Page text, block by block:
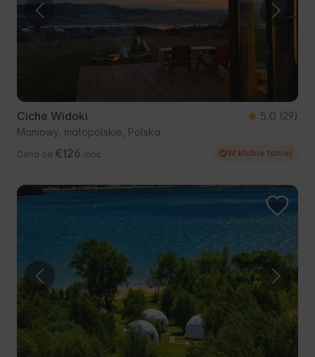
Ciche Widoki 5.0 (29)
Maniowy, małopolskie, Polska
Cena od €126 /noc W klubie taniej